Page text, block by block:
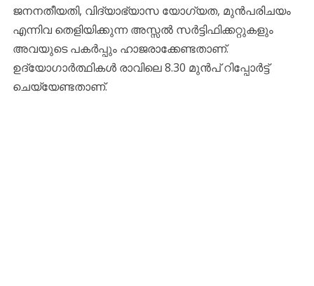
ജനനതീയതി, വിദ്യാഭ്യാസ യോഗ്യത, മുൻപരിചയം
എന്നിവ തെളിയിക്കുന്ന അസ്സൽ സർട്ടിഫിക്കറ്റുകളും
അവയുടെ പകർപ്പും ഹാജരാക്കേണ്ടതാണ്.
ഉദ്യോഗാർത്ഥികൾ രാവിലെ 8.30 മുൻപ് റിപ്പോർട്ട്
ചെയ്യേണ്ടതാണ്.